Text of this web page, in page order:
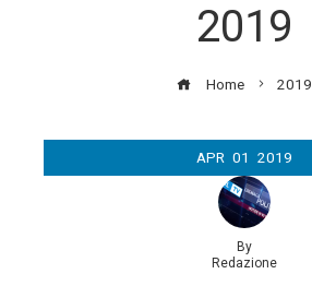
2019
Home 2019
APR 01 2019
By
Redazione